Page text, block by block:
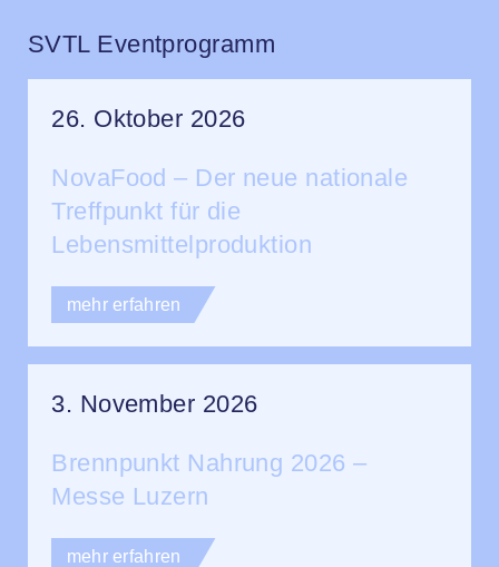
SVTL Eventprogramm
26. Oktober 2026
NovaFood – Der neue nationale
Treffpunkt für die
Lebensmittelproduktion
mehr erfahren
3. November 2026
Brennpunkt Nahrung 2026 –
Messe Luzern
mehr erfahren